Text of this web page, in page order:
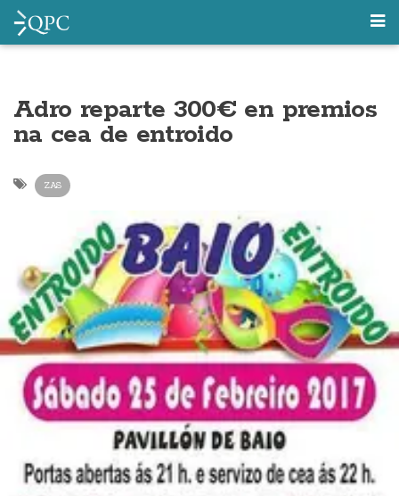
Adro reparte 300€ en premios
na cea de entroido
ZAS